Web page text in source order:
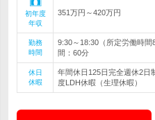
初年度
年収
351万円～420万円
勤務
時間
9:30～18:30（所定労働時
間：60分
休日
休暇
年間休日125日完全週休2日
度LDH休暇（生理休暇）